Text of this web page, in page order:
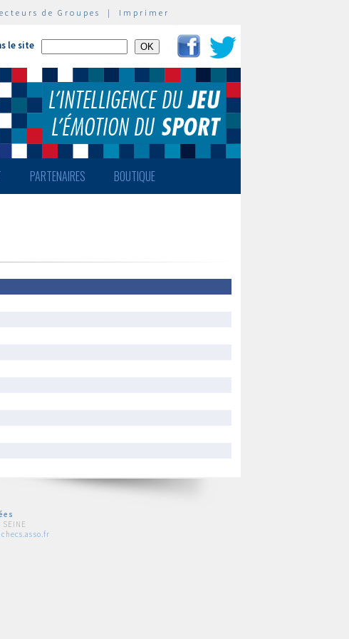
de Groupes | Imprimer
le site
PARTENAIRES BOUTIQUE